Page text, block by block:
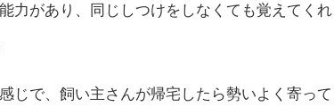
力があり、同じしつけをしなくても覚えてくれ
じで、飼い主さんが帰宅したら勢いよく寄っ